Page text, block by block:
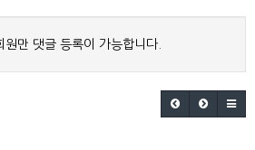
원만 댓글 등록이 가능합니다.